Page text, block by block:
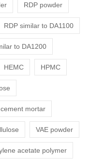
RDP powder
RDP similar to DA1100
to DA1200
HEMC HPMC
mortar
VAE powder
acetate polymer